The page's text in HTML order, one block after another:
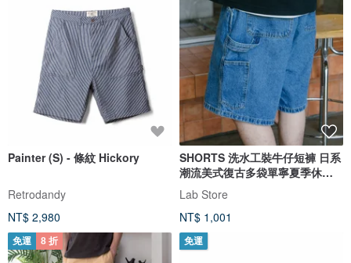
Painter (S) - 條紋 Hickory
Retrodandy
NT$ 2,980
SHORTS 洗水工裝牛仔短褲 日系
潮流美式復古多袋單寧夏季休閒
褲Lab Store
NT$ 1,001
免運 8 折 免運